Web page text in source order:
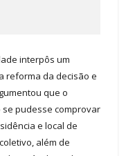
interpôs um
reforma da decisão e
que o
pudesse comprovar
e local de
além de